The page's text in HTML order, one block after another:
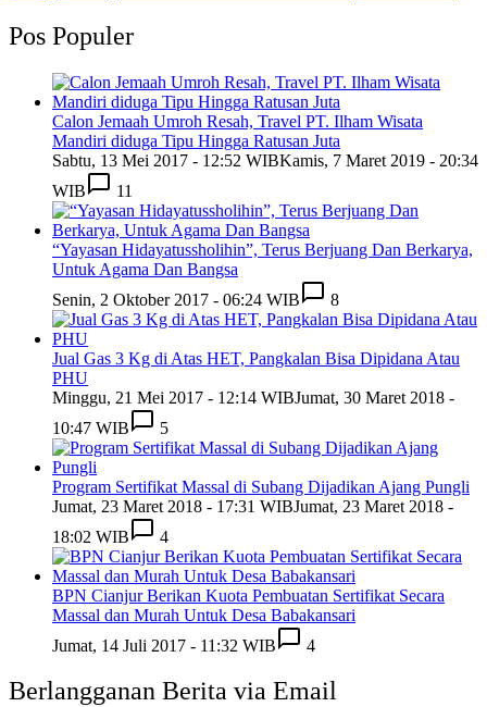
Pos Populer
Calon Jemaah Umroh Resah, Travel PT. Ilham Wisata
Mandiri diduga Tipu Hingga Ratusan Juta
Sabtu, 13 Mei 2017 - 12:52 WIBKamis, 7 Maret 2019 - 20:34
WIB
11
“Yayasan Hidayatussholihin”, Terus Berjuang Dan Berkarya,
Untuk Agama Dan Bangsa
Senin, 2 Oktober 2017 - 06:24 WIB
8
Jual Gas 3 Kg di Atas HET, Pangkalan Bisa Dipidana Atau
PHU
Minggu, 21 Mei 2017 - 12:14 WIBJumat, 30 Maret 2018 -
10:47 WIB
5
Program Sertifikat Massal di Subang Dijadikan Ajang Pungli
Jumat, 23 Maret 2018 - 17:31 WIBJumat, 23 Maret 2018 -
18:02 WIB
4
BPN Cianjur Berikan Kuota Pembuatan Sertifikat Secara
Massal dan Murah Untuk Desa Babakansari
Jumat, 14 Juli 2017 - 11:32 WIB
4
Berlangganan Berita via Email